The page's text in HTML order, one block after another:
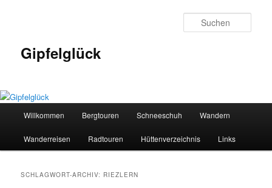
Gipfelglück
Willkommen Bergtouren Schneeschuh Wandern
Wanderreisen Radtouren Hüttenverzeichnis Links
SCHLAGWORT-ARCHIV: RIEZLERN